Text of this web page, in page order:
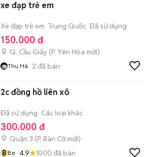
xe đạp trẻ em
Xe đạp trẻ em Trung Quốc Đã sử dụng
150.000 đ
Q. Cầu Giấy (P. Yên Hòa mới)
Thu Hà 2 đã bán
2c đồng hồ liên xô
Đã sử dụng Các loại khác
300.000 đ
Quận 3 (P. Bàn Cờmới)
BBe 4.9 1000 đã bán